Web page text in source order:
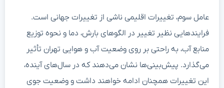
عامل سوم، تغییرات اقلیمی ناشی از تغییرات جهانی است.
فرایندهایی نظیر تغییر در الگوهای بارش، دما و نحوه توزیع
منابع آب، به راحتی بر روی وضعیت آب و هوایی تهران تأثیر
می‌گذارد. پیش‌بینی‌ها نشان می‌دهند که در سال‌های آینده،
این تغییرات همچنان ادامه خواهند داشت و وضعیت جوی